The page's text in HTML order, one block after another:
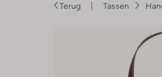
Terug Tassen